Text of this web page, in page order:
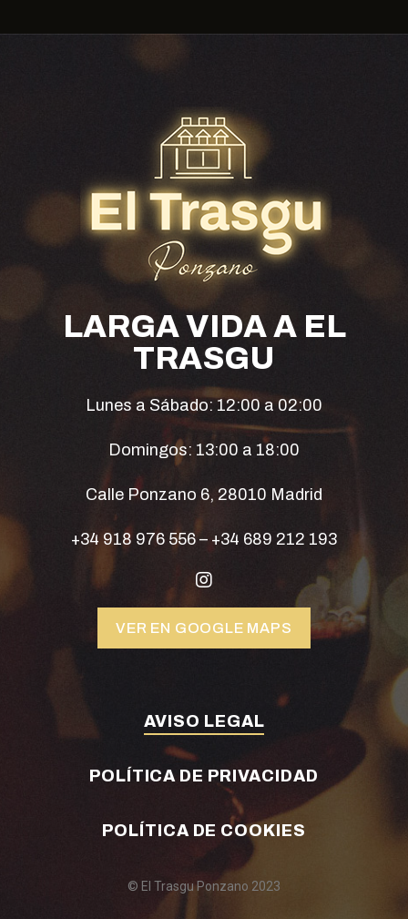
LARGA VIDA A EL
TRASGU
Lunes a Sábado: 12:00 a 02:00
Domingos: 13:00 a 18:00
Calle Ponzano 6, 28010 Madrid
+34 918 976 556– +34 689 212 193
VER EN GOOGLE MAPS
AVISO LEGAL
POLÍTICA DE PRIVACIDAD
POLÍTICA DE COOKIES
© El Trasgu Ponzano 2023